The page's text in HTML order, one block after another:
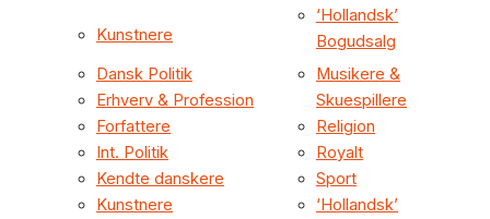
Kunstnere
‘Hollandsk’
Bogudsalg
Dansk Politik
Erhverv & Profession
Forfattere
Int. Politik
Kendte danskere
Kunstnere
Musikere &
Skuespillere
Religion
Royalt
Sport
‘Hollandsk’